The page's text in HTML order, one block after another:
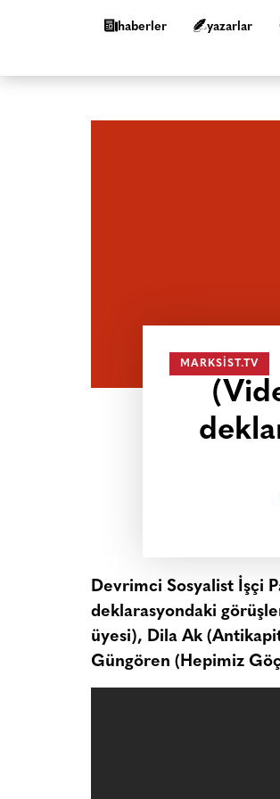
haberler yazarlar
MARKSIST.TV
Devrimci Sosyalist İşçi
deklarasyondaki
üyesi), Dila Ak
Güngören (Hepimiz